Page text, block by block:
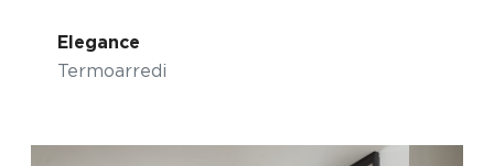
Elegance
Termoarredi